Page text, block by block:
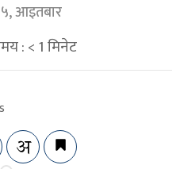
आइतबार
:< 1मिनेट